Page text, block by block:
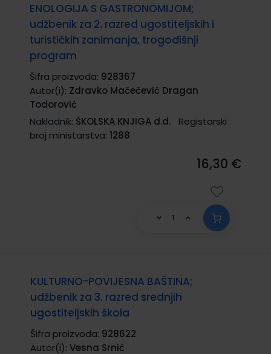
ENOLOGIJA S GASTRONOMIJOM;
udžbenik za 2. razred ugostiteljskih i
turističkih zanimanja, trogodišnji
program
Šifra proizvoda: 928367
Autor(i): Zdravko Mačečević Dragan
Todorović
Nakladnik: ŠKOLSKA KNJIGA d.d.
Registarski
broj ministarstva: 1288
16,30 €
KULTURNO-POVIJESNA BAŠTINA;
udžbenik za 3. razred srednjih
ugostiteljskih škola
Šifra proizvoda: 928622
Autor(i): Vesna Srnić